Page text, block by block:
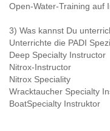
Open-Water-Training auf
3) Was kannst Du
Unterrichte die PADI
Deep Specialty Instructor
Nitrox-Instructor
Nitrox Speciality
Wracktaucher Specialty
BoatSpecialty Instruktor